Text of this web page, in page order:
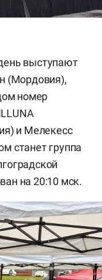
выступают
(Мордовия),
номер
и Мелекесс
станет группа
на 20:10 мск.